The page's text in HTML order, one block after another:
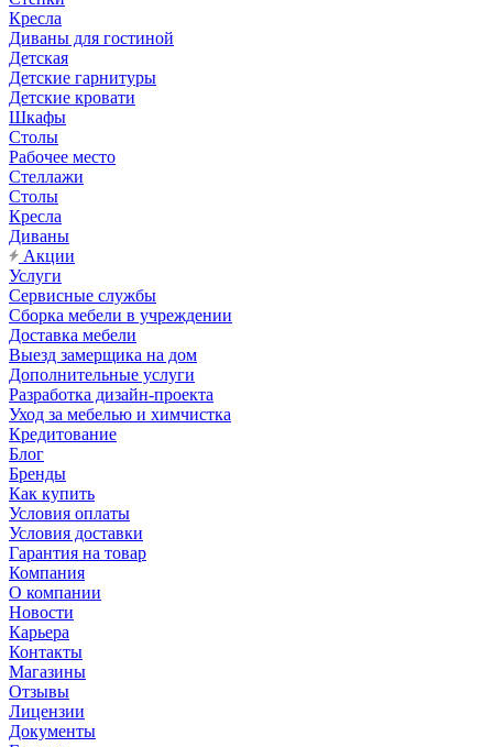
Кресла
Диваны для гостиной
Детская
Детские гарнитуры
Детские кровати
Шкафы
Столы
Рабочее место
Стеллажи
Столы
Кресла
Диваны
Акции
Услуги
Сервисные службы
Сборка мебели в учреждении
Доставка мебели
Выезд замерщика на дом
Дополнительные услуги
Разработка дизайн-проекта
Уход за мебелью и химчистка
Кредитование
Блог
Бренды
Как купить
Условия оплаты
Условия доставки
Гарантия на товар
Компания
О компании
Новости
Карьера
Контакты
Магазины
Отзывы
Лицензии
Документы